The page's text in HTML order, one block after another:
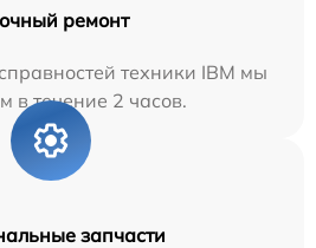
ремонт
техники IBM мы
в течение 2 часов.
запчасти